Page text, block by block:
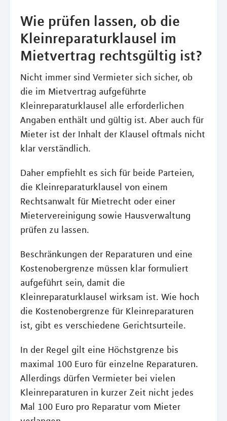
Wie prüfen lassen, ob die
Kleinreparaturklausel im
Mietvertrag rechtsgültig ist?
Nicht immer sind Vermieter sich sicher, ob
die im Mietvertrag aufgeführte
Kleinreparaturklausel alle erforderlichen
Angaben enthält und gültig ist. Aber auch für
Mieter ist der Inhalt der Klausel oftmals nicht
klar verständlich.
Daher empfiehlt es sich für beide Parteien,
die Kleinreparaturklausel von einem
Rechtsanwalt für Mietrecht oder einer
Mietervereinigung sowie Hausverwaltung
prüfen zu lassen.
Beschränkungen der Reparaturen und eine
Kostenobergrenze müssen klar formuliert
aufgeführt sein, damit die
Kleinreparaturklausel wirksam ist. Wie hoch
die Kostenobergrenze für Kleinreparaturen
ist, gibt es verschiedene Gerichtsurteile.
In der Regel gilt eine Höchstgrenze bis
maximal 100 Euro für einzelne Reparaturen.
Allerdings dürfen Vermieter bei vielen
Kleinreparaturen in kurzer Zeit nicht jedes
Mal 100 Euro pro Reparatur vom Mieter